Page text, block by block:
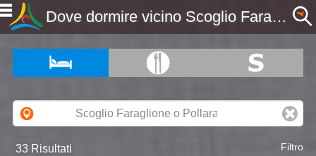
Dove dormire vicino Scoglio Faraglione o Pollara, CT, Sicilia - Etnaportal
Filtro
33 Risultati